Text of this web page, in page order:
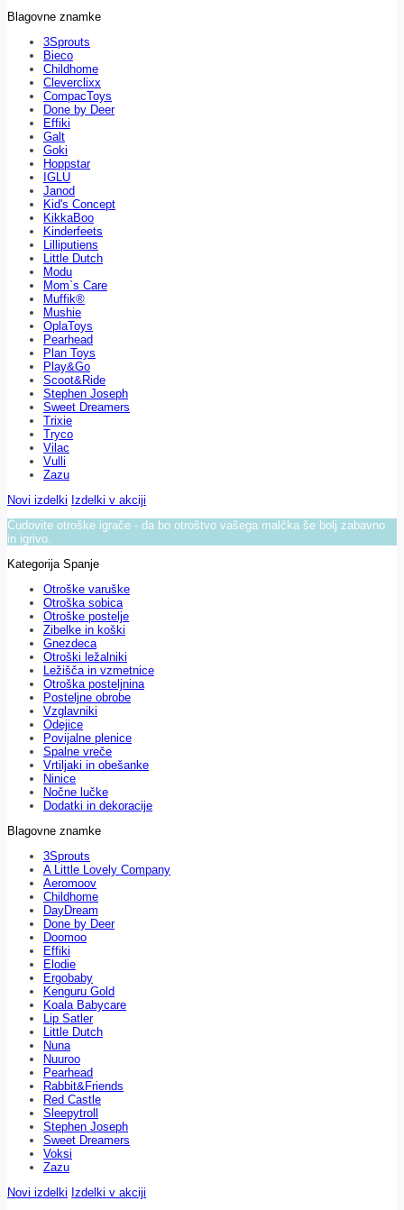
Blagovne znamke
3Sprouts
Bieco
Childhome
Cleverclixx
CompacToys
Done by Deer
Effiki
Galt
Goki
Hoppstar
IGLU
Janod
Kid's Concept
KikkaBoo
Kinderfeets
Lilliputiens
Little Dutch
Modu
Mom`s Care
Muffik®
Mushie
OplaToys
Pearhead
Plan Toys
Play&Go
Scoot&Ride
Stephen Joseph
Sweet Dreamers
Trixie
Tryco
Vilac
Vulli
Zazu
Novi izdelki Izdelki v akciji
Čudovite otroške igrače - da bo otroštvo vašega malčka še bolj zabavno
in igrivo.
Kategorija Spanje
Otroške varuške
Otroška sobica
Otroške postelje
Zibelke in koški
Gnezdeca
Otroški ležalniki
Ležišča in vzmetnice
Otroška posteljnina
Posteljne obrobe
Vzglavniki
Odejice
Povijalne plenice
Spalne vreče
Vrtiljaki in obešanke
Ninice
Nočne lučke
Dodatki in dekoracije
Blagovne znamke
3Sprouts
A Little Lovely Company
Aeromoov
Childhome
DayDream
Done by Deer
Doomoo
Effiki
Elodie
Ergobaby
Kenguru Gold
Koala Babycare
Lip Satler
Little Dutch
Nuna
Nuuroo
Pearhead
Rabbit&Friends
Red Castle
Sleepytroll
Stephen Joseph
Sweet Dreamers
Voksi
Zazu
Novi izdelki Izdelki v akciji